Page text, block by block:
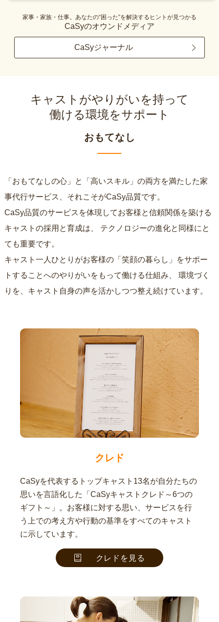
家事・家族・仕事。あなたの“困った”を解決するヒントが見つかる
CaSyのオウンドメディア
CaSyジャーナル
キャストがやりがいを持って
働ける環境をサポート
おもてなし
「おもてなしの心」と「高いスキル」の両方を満たした家
事代行サービス、それこそがCaSy品質です。
CaSy品質のサービスを体現してお客様と信頼関係を築ける
キャストの採用と育成は、
ても重要です。
キャスト一人ひとりがお客様の「笑顔の暮らし」をサポー
トすることへのやりがいをもって働ける仕組み、
りを、キャスト自身の声を活かしつつ整え続けています。
クレド
CaSyを代表するトップキャスト13名が自分たちの
思いを言語化した「CaSyキャストクレド～6つの
ギフト～」。お客様に対する思い、サービスを行
う上での考え方や行動の基準をすべてのキャスト
に示しています。
クレドを見る